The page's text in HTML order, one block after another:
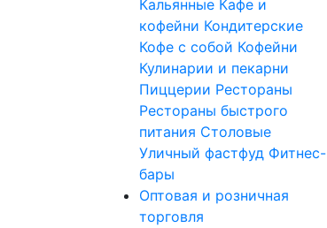
Кальянные Кафе и
кофейни Кондитерские
Кофе с собой Кофейни
Кулинарии и пекарни
Пиццерии Рестораны
Рестораны быстрого
питания Столовые
Уличный фастфуд Фитнес-
бары
Оптовая и розничная
торговля